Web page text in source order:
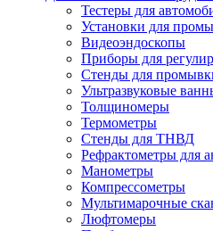
Тестеры для
Установки для
Видеоэндоскопы
Приборы для
Стенды для
Ультразвуковые
Толщиномеры
Термометры
Стенды для ТНВД
Рефрактометры для
Манометры
Компрессометры
Мультимарочные
Люфтомеры